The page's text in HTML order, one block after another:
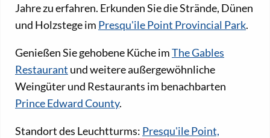
Jahre zu erfahren. Erkunden Sie die Strände, Dünen
und Holzstege im Presqu'ile Point Provincial Park.
Genießen Sie gehobene Küche imThe Gables
Restaurant und weitere außergewöhnliche
Weingüter und Restaurants im benachbarten
Prince Edward County.
Standort des Leuchtturms: Presqu'ile Point,